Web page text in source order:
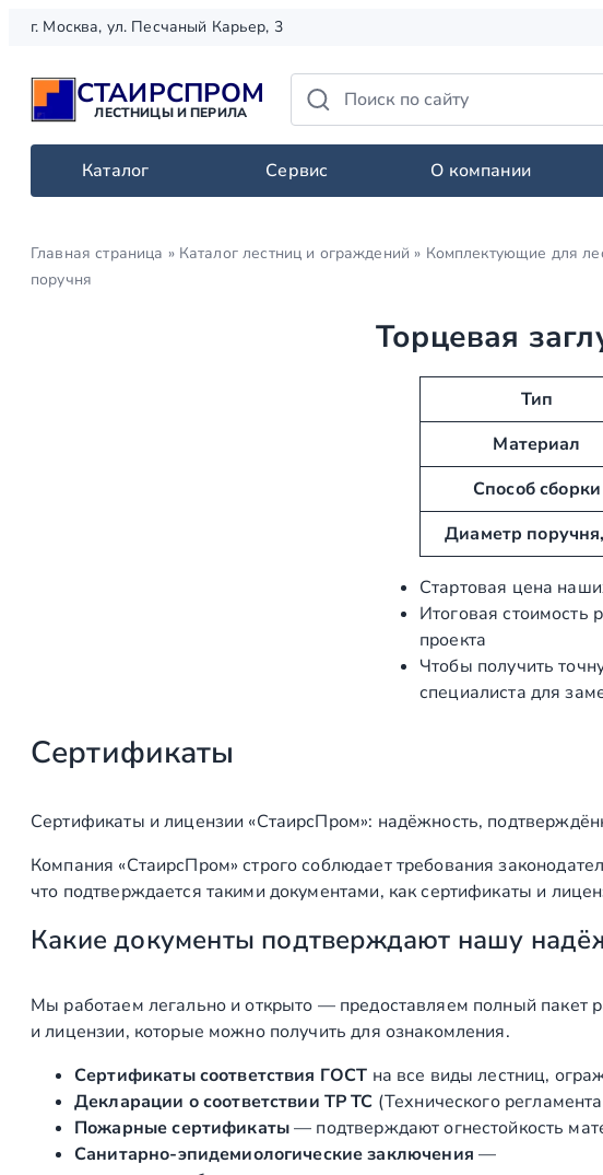
Перейти
содержимому
г. Москва, ул. Песчаный Карьер, 3
СТАИРСПРОМ
ЛЕСТНИЦЫ И ПЕРИЛА
Каталог Сервис О компании
Главная страница » Каталог лестниц и ограждений » Комплектующие для
поручня
Торцевая
т
т
ы
н
н
и
е
Тип
Материал
Способ сборки
Диаметр
Стартовая цена
Итоговая стоимость
проекта
Чтобы получить
специалиста для
Сертификаты
Сертификаты и лицензии «СтаирсПром»: надёжность,
Компания «СтаирсПром» строго соблюдает требования
что подтверждается такими документами, как сертификаты и
Какие документы подтверждают нашу
Мы работаем легально и открыто — предоставляем полный пакет
и лицензии, которые можно получить для ознакомления.
Сертификаты соответствия ГОСТ на все виды лестниц,
Декларации о соответствии ТР ТС (Технического
Пожарные сертификаты— подтверждают огнестойкость
Санитарно‑эпидемиологические заключения —